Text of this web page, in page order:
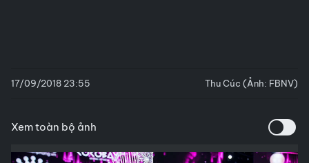
17/09/2018 23:55 Thu Cúc (Ảnh: FBNV)
Xem toàn bộ ảnh